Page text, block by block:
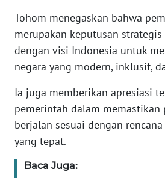
Tohom menegaskan bahwa
merupakan keputusan strategis
dengan visi Indonesia untuk
negara yang modern, inklusif,
Ia juga memberikan apresiasi
pemerintah dalam memastikan
berjalan sesuai dengan
yang tepat.
Baca Juga:
WN
PAPUA
WN
BARAT
WN
RIAU
WN